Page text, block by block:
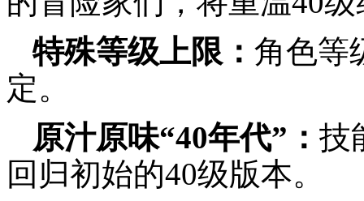
特殊等级上限： 角色等
定。
原汁原味“40年代”： 技
回归初始的40级版本。